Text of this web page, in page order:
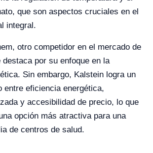
que son aspectos cruciales en el
integral.
otro competidor en el mercado de
destaca por su enfoque en la
Sin embargo, Kalstein logra un
entre eficiencia energética,
y accesibilidad de precio, lo que
opción más atractiva para una
de centros de salud.